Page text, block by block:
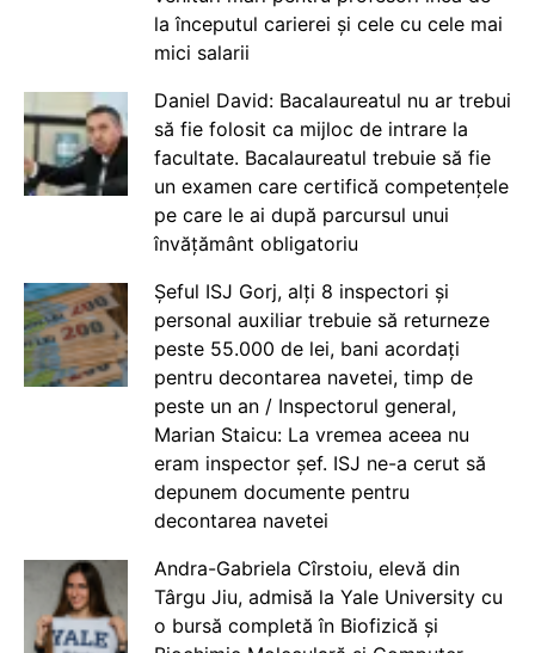
la începutul carierei și cele cu cele mai
mici salarii
Daniel David: Bacalaureatul nu ar trebui
să fie folosit ca mijloc de intrare la
facultate. Bacalaureatul trebuie să fie
un examen care certifică competențele
pe care le ai după parcursul unui
învățământ obligatoriu
Șeful ISJ Gorj, alți 8 inspectori și
personal auxiliar trebuie să returneze
peste 55.000 de lei, bani acordați
pentru decontarea navetei, timp de
peste un an / Inspectorul general,
Marian Staicu: La vremea aceea nu
eram inspector șef. ISJ ne-a cerut să
depunem documente pentru
decontarea navetei
Andra-Gabriela Cîrstoiu, elevă din
Târgu Jiu, admisă la Yale University cu
o bursă completă în Biofizică și